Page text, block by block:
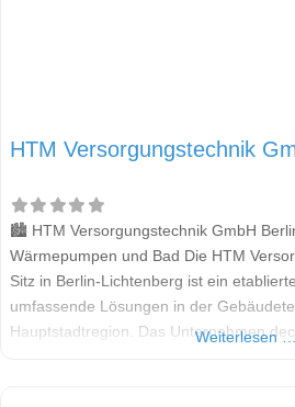
HTM Versorgungstechnik
🏙️ HTM Versorgungstechnik GmbH
Wärmepumpen und Bad Die HTM
Sitz in Berlin-Lichtenberg ist ein
umfassende Lösungen in der
Hauptstadtregion. Das Unternehmen
Weiterlesen